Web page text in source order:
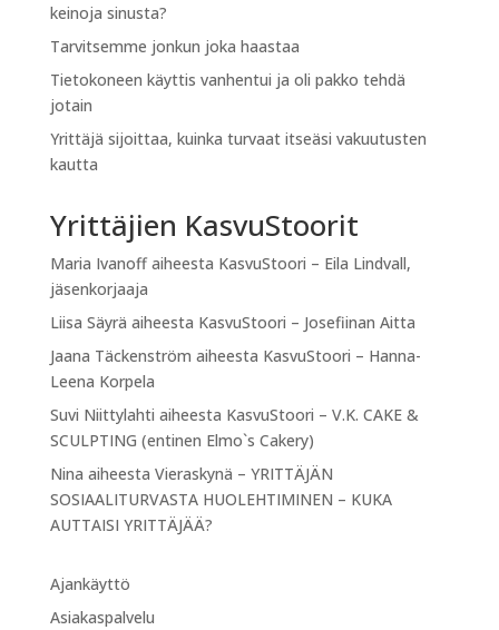
keinoja sinusta?
Tarvitsemme jonkun joka haastaa
Tietokoneen käyttis vanhentui ja oli pakko tehdä
jotain
Yrittäjä sijoittaa, kuinka turvaat itseäsi vakuutusten
kautta
Yrittäjien KasvuStoorit
Maria Ivanoffaiheesta KasvuStoori – Eila Lindvall,
jäsenkorjaaja
Liisa Säyrä aiheesta KasvuStoori – Josefiinan Aitta
Jaana Täckenström aiheesta KasvuStoori – Hanna-
Leena Korpela
Suvi Niittylahti aiheesta KasvuStoori – V.K. CAKE &
SCULPTING (entinen Elmo`s Cakery)
Nina aiheesta Vieraskynä – YRITTÄJÄN
SOSIAALITURVASTA HUOLEHTIMINEN – KUKA
AUTTAISI YRITTÄJÄÄ?
Ajankäyttö
Asiakaspalvelu